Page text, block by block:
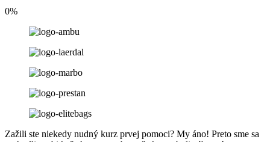
0%
Zažili ste niekedy nudný kurz prvej pomoci? My áno! Preto sme sa